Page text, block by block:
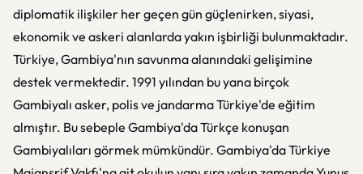
diplomatik ilişkiler her geçen gün güçlenirken, siyasi,
ekonomik ve askeri alanlarda yakın işbirliği bulunmaktadır.
Türkiye, Gambiya'nın savunma alanındaki gelişimine
destek vermektedir. 1991 yılından bu yana birçok
Gambiyalı asker, polis ve jandarma Türkiye'de eğitim
almıştır. Bu sebeple Gambiya'da Türkçe konuşan
Gambiyalıları görmek mümkündür. Gambiya'da Türkiye